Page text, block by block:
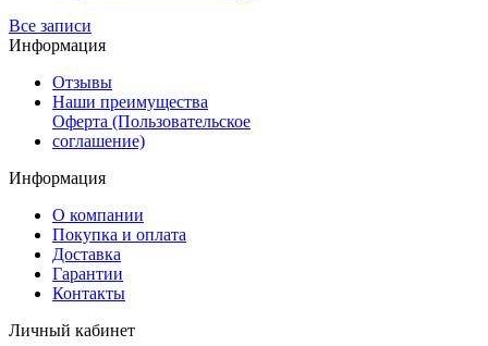
Все записи
Информация
Отзывы
Наши преимущества
Оферта (Пользовательское
соглашение)
Информация
О компании
Покупка и оплата
Доставка
Гарантии
Контакты
Личный кабинет